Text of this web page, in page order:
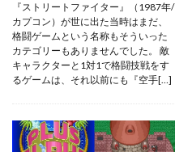
『ストリートファイター』（1987年/
カプコン）が世に出た当時はまだ、
格闘ゲームという名称もそういった
カテゴリーもありませんでした。 敵
キャラクターと1対1で格闘技戦をす
るゲームは、それ以前にも『空手[…]